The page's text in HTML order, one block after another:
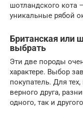
шотландского кота
уникальные рябой
Британская или
выбрать
Эти две породы
характере. Выбор
покупатель. Для
верного друга,
одного, так и